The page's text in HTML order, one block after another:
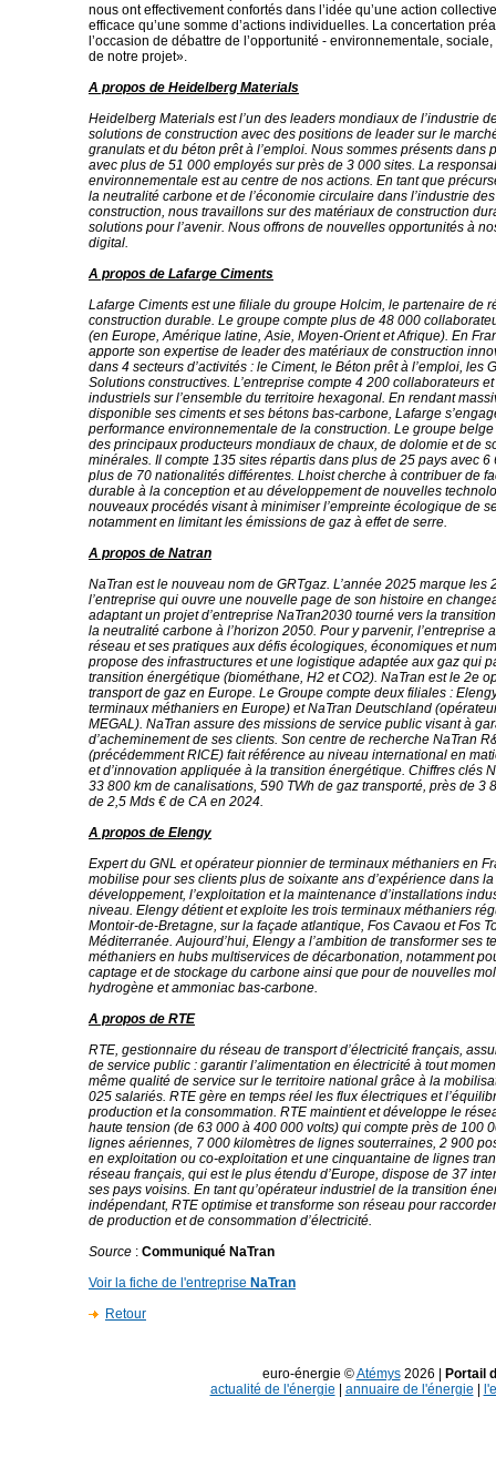
nous ont effectivement confortés dans l’idée qu’une action
efficace qu’une somme d’actions individuelles. La concertation
l’occasion de débattre de l’opportunité - environnementale,
de notre projet».
A propos de Heidelberg Materials
Heidelberg Materials est l’un des leaders mondiaux de l’industrie
solutions de construction avec des positions de leader sur le
granulats et du béton prêt à l’emploi. Nous sommes présents dans
avec plus de 51 000 employés sur près de 3 000 sites. La
environnementale est au centre de nos actions. En tant que
la neutralité carbone et de l’économie circulaire dans l’industrie
construction, nous travaillons sur des matériaux de construction
solutions pour l’avenir. Nous offrons de nouvelles opportunités à
digital.
A propos de Lafarge Ciments
Lafarge Ciments est une filiale du groupe Holcim, le partenaire de
construction durable. Le groupe compte plus de 48 000
(en Europe, Amérique latine, Asie, Moyen-Orient et Afrique). En
apporte son expertise de leader des matériaux de construction
dans 4 secteurs d’activités : le Ciment, le Béton prêt à l’emploi, les
Solutions constructives. L’entreprise compte 4 200 collaborateurs
industriels sur l’ensemble du territoire hexagonal. En rendant
disponible ses ciments et ses bétons bas-carbone, Lafarge
performance environnementale de la construction. Le groupe belge
des principaux producteurs mondiaux de chaux, de dolomie et de
minérales. Il compte 135 sites répartis dans plus de 25 pays avec 6
plus de 70 nationalités différentes. Lhoist cherche à contribuer de
durable à la conception et au développement de nouvelles
nouveaux procédés visant à minimiser l’empreinte écologique de
notamment en limitant les émissions de gaz à effet de serre.
A propos de Natran
NaTran est le nouveau nom de GRTgaz. L’année 2025 marque les
l’entreprise qui ouvre une nouvelle page de son histoire en
adaptant un projet d’entreprise NaTran2030 tourné vers la
la neutralité carbone à l’horizon 2050. Pour y parvenir, l’entreprise
réseau et ses pratiques aux défis écologiques, économiques et
propose des infrastructures et une logistique adaptée aux gaz qui
transition énergétique (biométhane, H2 et CO2). NaTran est le 2e
transport de gaz en Europe. Le Groupe compte deux filiales :
terminaux méthaniers en Europe) et NaTran Deutschland
MEGAL). NaTran assure des missions de service public visant à
d’acheminement de ses clients. Son centre de recherche NaTran
(précédemment RICE) fait référence au niveau international en
et d’innovation appliquée à la transition énergétique. Chiffres clés
33 800 km de canalisations, 590 TWh de gaz transporté, près de 3
de 2,5 Mds € de CA en 2024.
A propos de Elengy
Expert du GNL et opérateur pionnier de terminaux méthaniers en
mobilise pour ses clients plus de soixante ans d’expérience dans
développement, l’exploitation et la maintenance d’installations
niveau. Elengy détient et exploite les trois terminaux méthaniers
Montoir-de-Bretagne, sur la façade atlantique, Fos Cavaou et Fos
Méditerranée. Aujourd’hui, Elengy a l’ambition de transformer ses
méthaniers en hubs multiservices de décarbonation, notamment
captage et de stockage du carbone ainsi que pour de nouvelles
hydrogène et ammoniac bas-carbone.
A propos de RTE
RTE, gestionnaire du réseau de transport d’électricité français,
de service public : garantir l’alimentation en électricité à tout
même qualité de service sur le territoire national grâce à la
025 salariés. RTE gère en temps réel les flux électriques et
production et la consommation. RTE maintient et développe le
haute tension (de 63 000 à 400 000 volts) qui compte près de 100
lignes aériennes, 7 000 kilomètres de lignes souterraines, 2 900
en exploitation ou co-exploitation et une cinquantaine de lignes
réseau français, qui est le plus étendu d’Europe, dispose de 37
ses pays voisins. En tant qu’opérateur industriel de la transition
indépendant, RTE optimise et transforme son réseau pour
de production et de consommation d’électricité.
Source : Communiqué NaTran
Voir la fiche de l'entreprise NaTran
Retour
euro-énergie ©Atémys2026 |
Portail
actualité de l'énergie
annuaire de l'énergie